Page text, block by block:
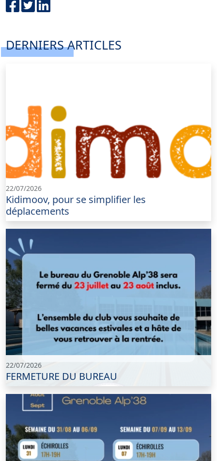
DERNIERS ARTICLES
22/07/2026
Kidimoov, pour se simplifier les
déplacements
22/07/2026
FERMETURE DU BUREAU